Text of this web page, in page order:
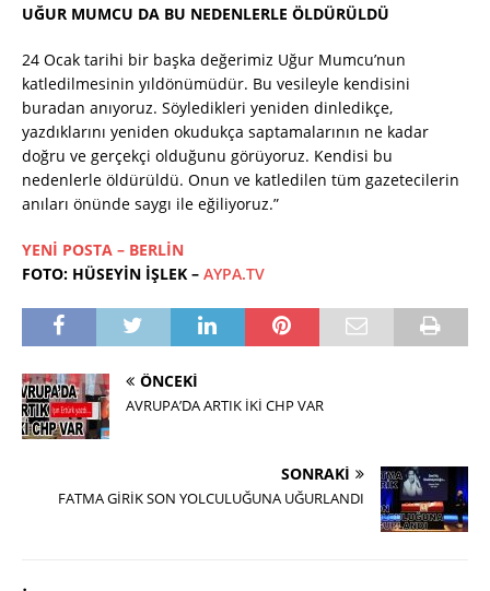
UĞUR MUMCU DA BU NEDENLERLE ÖLDÜRÜLDÜ
24 Ocak tarihi bir başka değerimiz Uğur Mumcu’nun
katledilmesinin yıldönümüdür. Bu vesileyle kendisini
buradan anıyoruz. Söyledikleri yeniden dinledikçe,
yazdıklarını yeniden okudukça saptamalarının ne kadar
doğru ve gerçekçi olduğunu görüyoruz. Kendisi bu
nedenlerle öldürüldü. Onun ve katledilen tüm gazetecilerin
anıları önünde saygı ile eğiliyoruz.”
YENİ POSTA – BERLİN
FOTO: HÜSEYİN İŞLEK – AYPA.TV
ÖNCEKI
AVRUPA’DA ARTIK İKİ CHP VAR
SONRAKI
FATMA GİRİK SON YOLCULUĞUNA UĞURLANDI